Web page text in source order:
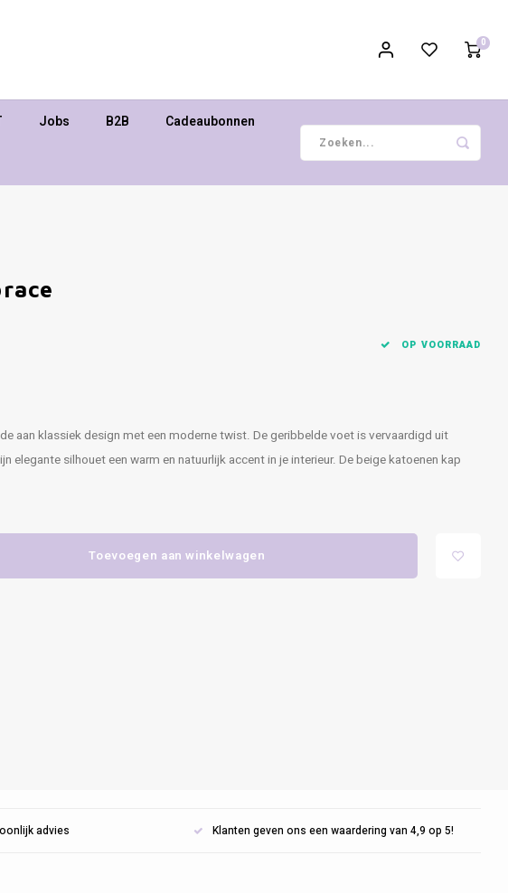
0
Jobs B2B Cadeaubonnen
OP VOORRAAD
aan klassiek design met een moderne twist. De geribbelde voet is vervaardigd uit
elegante silhouet een warm en natuurlijk accent in je interieur. De beige katoenen kap
Toevoegen aan winkelwagen
advies Klanten geven ons een waardering van 4,9 op 5!